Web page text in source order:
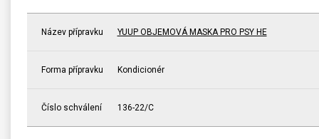
Název přípravku YUUP OBJEMOVÁ MASKA PRO PSY HE
Forma přípravku Kondicionér
Číslo schválení 136-22/C